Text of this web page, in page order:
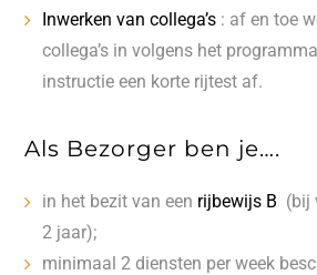
Inwerken van collega’s : af en toe
collega’s in volgens het
instructie een korte rijtest af.
Als Bezorger ben je….
in het bezit van een rijbewijs B (bij
2 jaar);
minimaal 2 diensten per week